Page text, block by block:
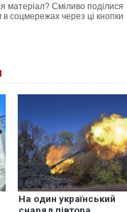
матеріал? Сміливо поділися
в соцмережах через ці кнопки
На один український